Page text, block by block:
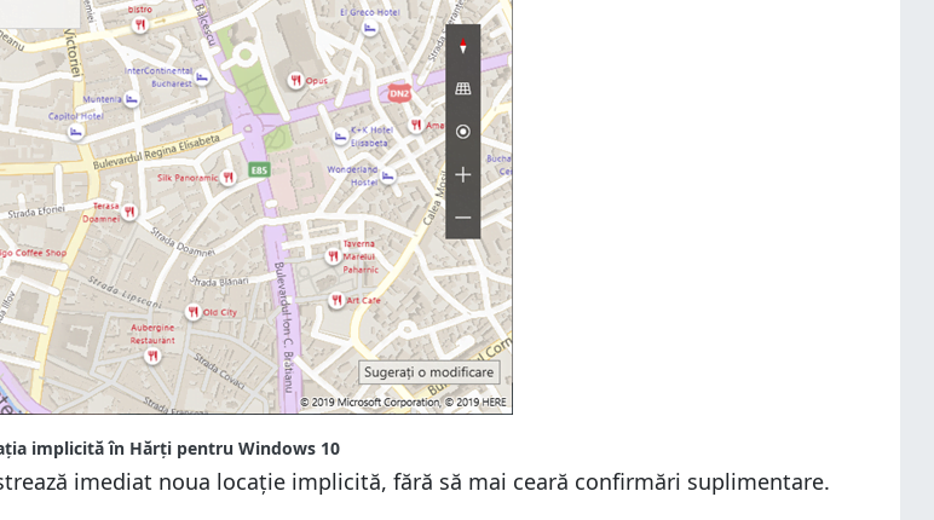
implicită în Hărți pentru Windows 10
imediat noua locație implicită, fără să mai ceară confirmări suplimentare.